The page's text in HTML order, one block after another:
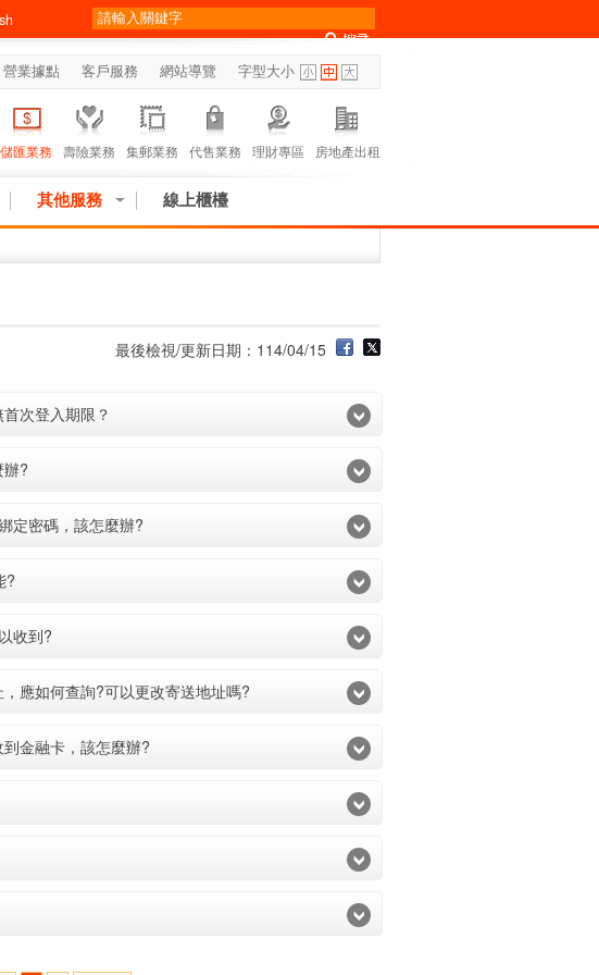
營業據點 客戶服務 網站導覽 字型大小
儲匯業務 壽險業務 集郵業務 代售業務 理財專區 房地產出租
其他服務 線上櫃檯
最後檢視/更新日期：114/04/15
次登入期限？
?
定密碼，該怎麼辦?
?
收到?
應如何查詢?可以更改寄送地址嗎?
金融卡，該怎麼辦?